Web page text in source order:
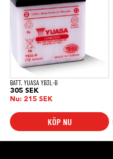
BATT. YUASA YB3L-B
305 SEK
Nu: 215 SEK
KÖP NU